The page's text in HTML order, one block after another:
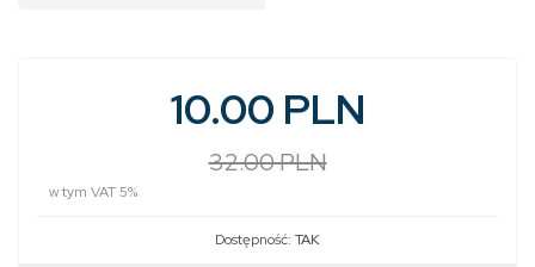
10.00 PLN
32.00 PLN
w tym VAT 5%
Dostępność: TAK